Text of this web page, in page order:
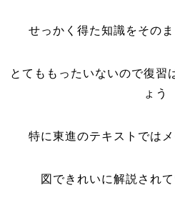
せっかく得た知識をその
とてももったいないので復習
ょう
特に東進のテキストでは
図できれいに解説され